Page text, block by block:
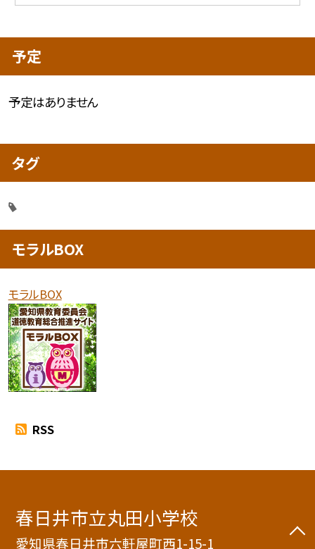
予定
予定はありません
タグ
モラルBOX
モラルBOX
RSS
春日井市立丸田小学校
愛知県春日井市六軒屋町西1-15-1